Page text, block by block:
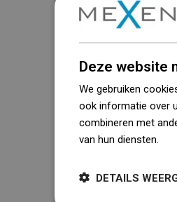
Deze website
We gebruiken
ook informatie over
combineren met
van hun diensten.
DETAILS